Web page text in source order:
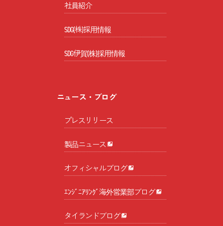
社員紹介
SDG(株)採用情報
SDG伊賀(株)採用情報
ニュース・ブログ
プレスリリース
製品ニュース
オフィシャルブログ
ｴﾝｼﾞﾆｱﾘﾝｸﾞ海外営業部ブログ
タイランドブログ